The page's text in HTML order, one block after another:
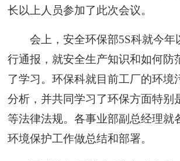
长以上人员参加了此次会议。
会上，安全环保部5S科就今年
行通报，就安全生产知识和如何防
了学习。环保科就目前工厂的环境
分析，并共同学习了环保方面特别
等法律法规。各事业部副总经理就
环境保护工作做总结和部署。